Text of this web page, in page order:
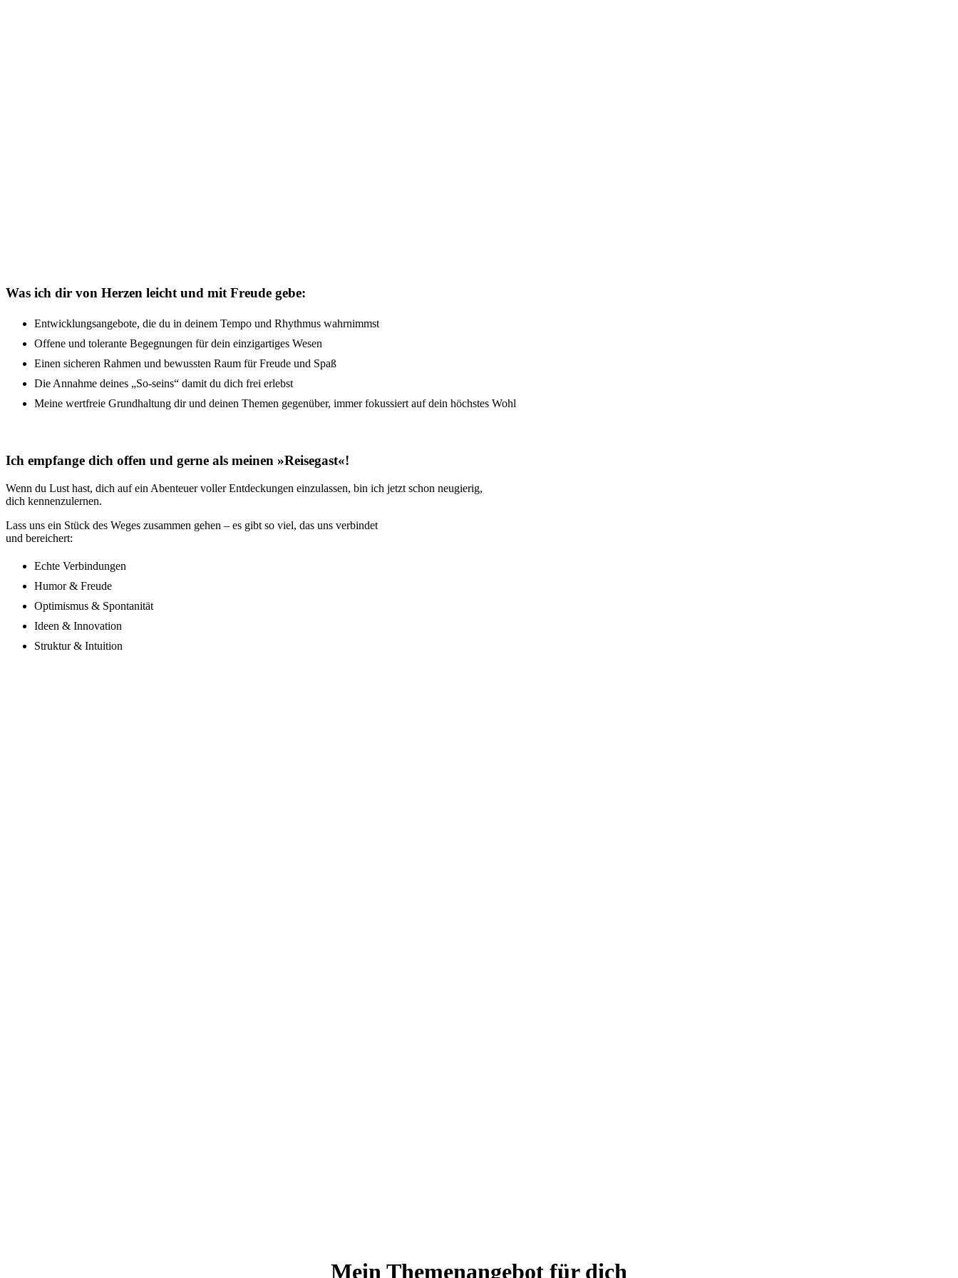
Was ich dir von Herzen leicht und mit Freude gebe:
Entwicklungsangebote, die du in deinem Tempo und Rhythmus wahrnimmst
Offene und tolerante Begegnungen für dein einzigartiges Wesen
Einen sicheren Rahmen und bewussten Raum für Freude und Spaß
Die Annahme deines „So-seins“ damit du dich frei erlebst
Meine wertfreie Grundhaltung dir und deinen Themen gegenüber, immer fokussiert auf dein höchstes Wohl
Ich empfange dich offen und gerne als meinen »Reisegast«!
Wenn du Lust hast, dich auf ein Abenteuer voller Entdeckungen einzulassen, bin ich jetzt schon neugierig,
dich kennenzulernen.
Lass uns ein Stück des Weges zusammen gehen – es gibt so viel, das uns verbindet
und bereichert:
Echte Verbindungen
Humor & Freude
Optimismus & Spontanität
Ideen & Innovation
Struktur & Intuition
Mein Themenangebot für dich